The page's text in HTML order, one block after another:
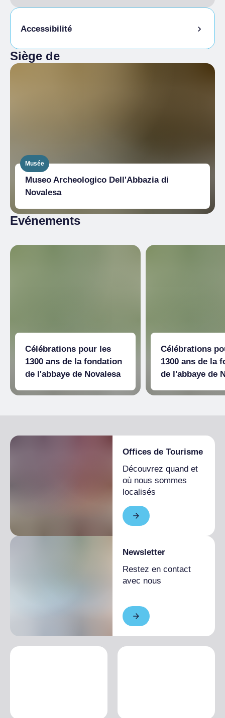
Accessibilité
Accessibilité physique
Siège de
Musée
Museo Archeologico Dell'Abbazia di
Novalesa
Evénements
Célébrations pour les
1300 ans de la fondation
de l'abbaye de Novalesa
Célébrations
1300 ans de la
de l'abbaye de
Offices de Tourisme
Découvrez quand et
où nous sommes
localisés
Newsletter
Restez en contact
avec nous